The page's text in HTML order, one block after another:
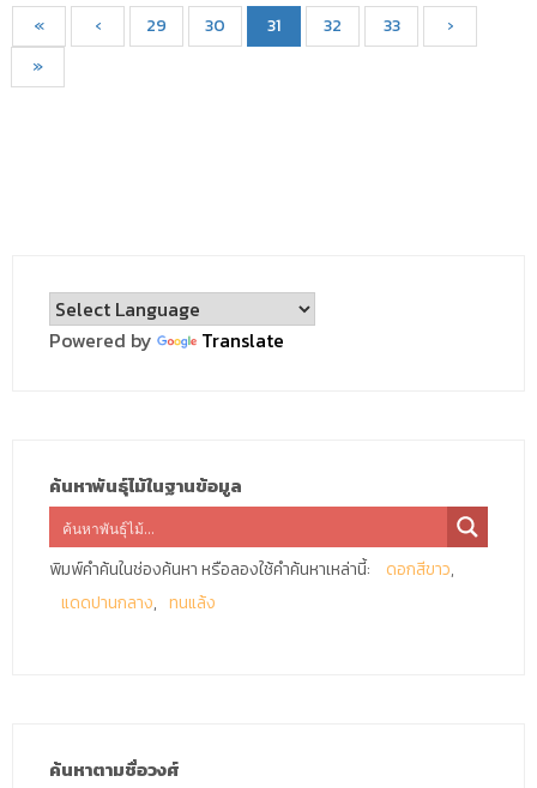
« ‹ 29 30 31 32 33
›
»
Powered by Translate
ค้นหาพันธุ์ไม้ในฐานข้อมูล
พิมพ์คำค้นในช่องค้นหา หรือลองใช้คำค้นหาเหล่านี้:
ดอกสีขาว
แดดปานกลาง
ทนแล้ง
ค้นหาตามชื่อวงศ์